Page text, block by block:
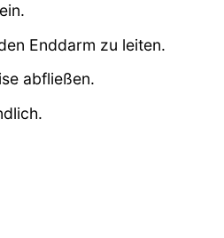
Enddarm zu leiten.
abfließen.